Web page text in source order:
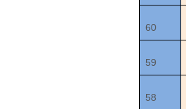
60
59
58